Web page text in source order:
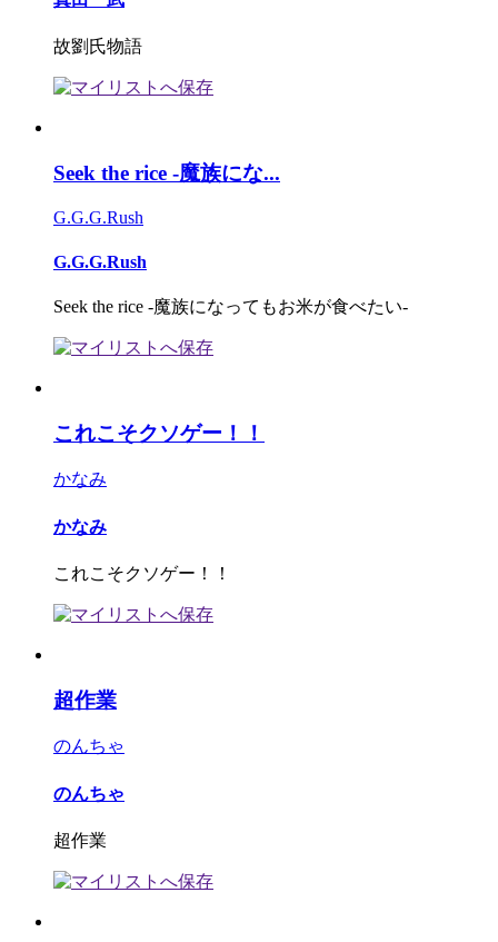
故劉氏物語
Seek the rice -魔族にな...
G.G.G.Rush
G.G.G.Rush
Seek the rice -魔族になってもお米が食べたい-
これこそクソゲー！！
かなみ
かなみ
これこそクソゲー！！
超作業
のんちゃ
のんちゃ
超作業